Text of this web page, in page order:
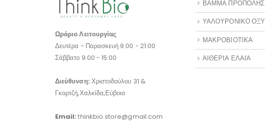
Ωράριο Λειτουργίας
Δευτέρα - Παρασκευή 9:00 - 21:00
Σάββατο 9:00 - 15:00
Διεύθυνση: Χριστοδούλου 31 &
Γκορτζή,Χαλκίδα,Εύβοια
Email:thinkbio.store@gmail.com
ΒΑΜΜΑ ΠΡΟΠΟΛΗΣ
ΥΑΛΟΥΡΟΝΙΚΟ ΟΞΥ
ΜΑΚΡΟΒΙΟΤΙΚΑ
ΑΙΘΕΡΙΑ ΕΛΑΙΑ